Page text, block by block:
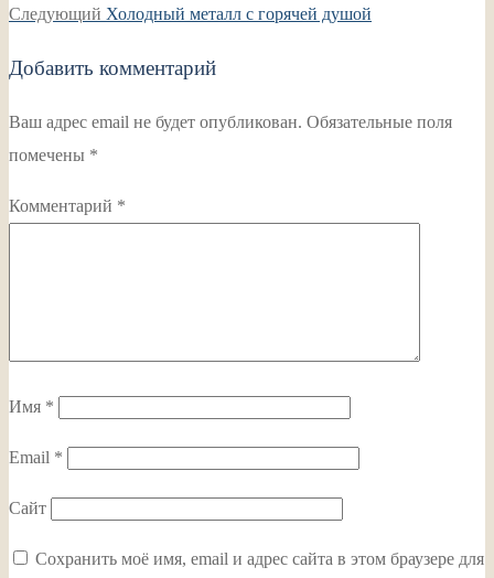
записям
Следующий Следующая
Холодный металл с горячей душой
Добавить комментарий
Ваш адрес email не будет опубликован. Обязательные поля
помечены *
Комментарий *
Имя *
Email *
Сайт
Сохранить моё имя, email и адрес сайта в этом браузере для